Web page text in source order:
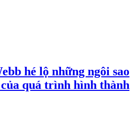
hé lộ những ngôi sao
quá trình hình thành